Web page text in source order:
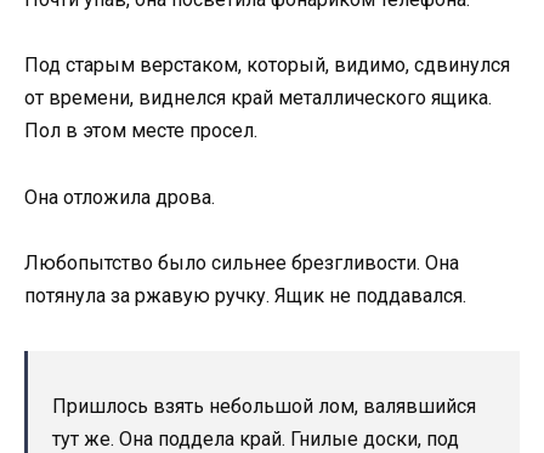
Под старым верстаком, который, видимо, сдвинулся
от времени, виднелся край металлического ящика.
Пол в этом месте просел.
Она отложила дрова.
Любопытство было сильнее брезгливости. Она
потянула за ржавую ручку. Ящик не поддавался.
Пришлось взять небольшой лом, валявшийся
тут же. Она поддела край. Гнилые доски, под